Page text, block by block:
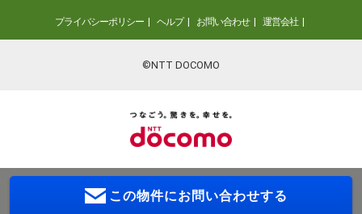
プライバシーポリシー ヘルプ お問い合わせ 運営会社
©NTT DOCOMO
この物件にお問い合わせする